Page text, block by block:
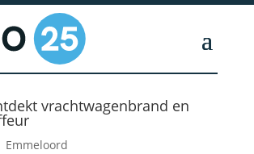
vrachtwagenbrand en
Emmeloord